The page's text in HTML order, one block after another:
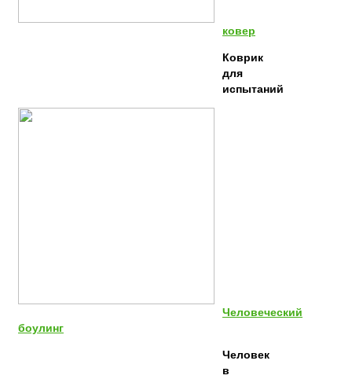
ковер
Коврик
для
испытаний
Человеческий
боулинг
Человек
в